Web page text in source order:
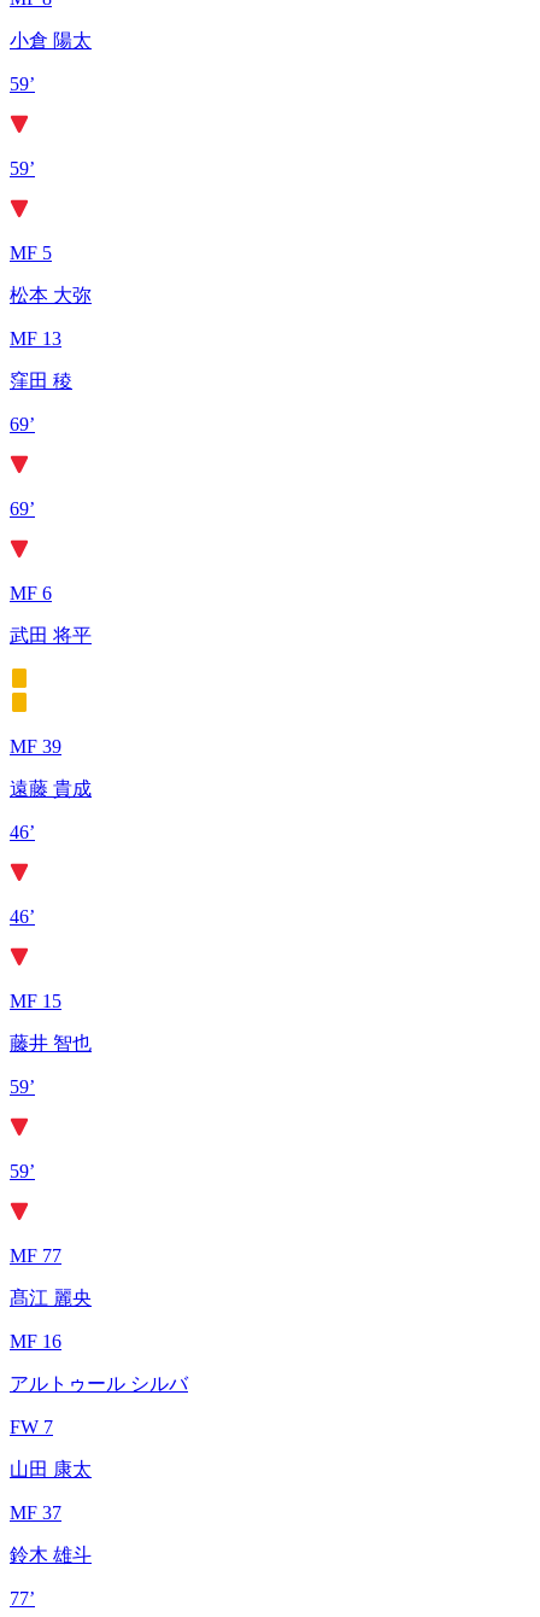
小倉 陽太
59’
59’
MF 5
松本 大弥
MF 13
窪田 稜
69’
69’
MF 6
武田 将平
MF 39
遠藤 貴成
46’
46’
MF 15
藤井 智也
59’
59’
MF 77
髙江 麗央
MF 16
アルトゥール シルバ
FW 7
山田 康太
MF 37
鈴木 雄斗
77’